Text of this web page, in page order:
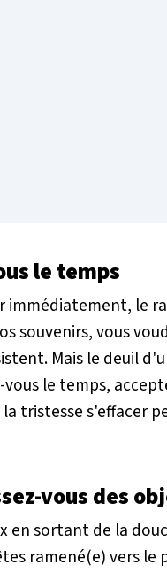
le temps
immédiatement, le
souvenirs, vous
Mais le deuil
vous le temps,
tristesse s'effacer
vous des
en sortant de la
ramené(e) vers le